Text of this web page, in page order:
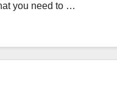
you need to …